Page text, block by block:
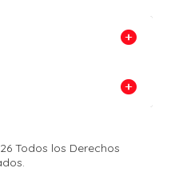
Todos los Derechos